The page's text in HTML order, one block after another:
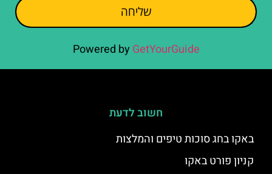
שליחה
Powered by GetYourGuide
חשוב לדעת
באקו בחג סוכות טיפים והמלצות
קניון פורט באקו